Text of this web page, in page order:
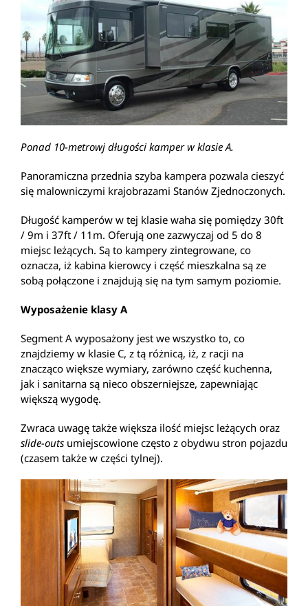
Ponad 10-metrowj długości kamper w klasie A.
Panoramiczna przednia szyba kampera pozwala cieszyć
się malowniczymi krajobrazami Stanów Zjednoczonych.
Długość kamperów w tej klasie waha się pomiędzy 30ft
/ 9m i 37ft / 11m. Oferują one zazwyczaj od 5 do 8
miejsc leżących. Są to kampery zintegrowane, co
oznacza, iż kabina kierowcy i część mieszkalna są ze
sobą połączone i znajdują się na tym samym poziomie.
Wyposażenie klasy A
Segment A wyposażony jest we wszystko to, co
znajdziemy w klasie C, z tą różnicą, iż, z racji na
znacząco większe wymiary, zarówno część kuchenna,
jak i sanitarna są nieco obszerniejsze, zapewniając
większą wygodę.
Zwraca uwagę także większa ilość miejsc leżących oraz
slide-outs umiejscowione często z obydwu stron pojazdu
(czasem także w części tylnej).